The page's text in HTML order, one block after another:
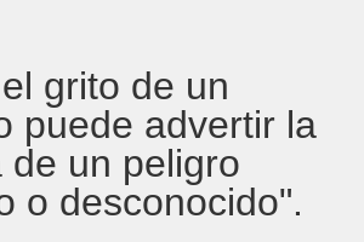
grito de un
puede advertir la
de un peligro
o desconocido".